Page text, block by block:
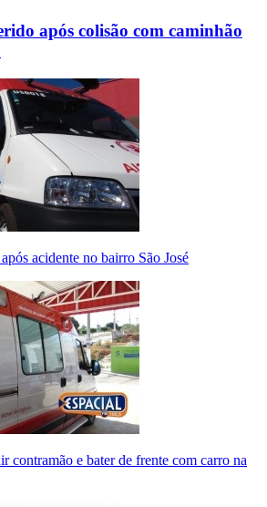
após colisão com caminhão
acidente no bairro São José
contramão e bater de frente com carro na